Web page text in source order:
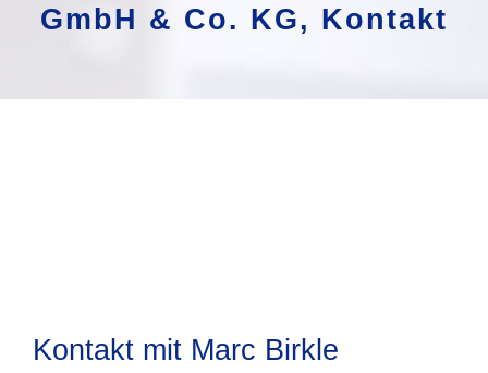
GmbH & Co. KG, Kontakt
Kontakt mit Marc Birkle